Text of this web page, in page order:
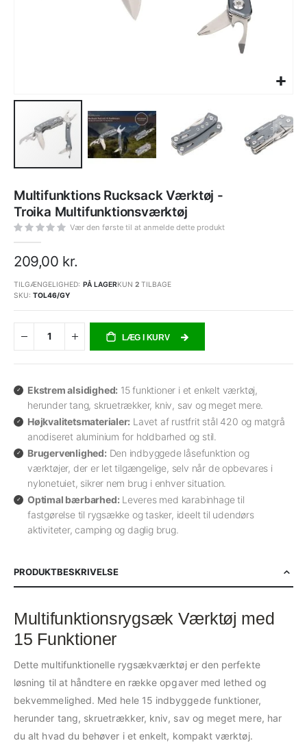
starten
af
billedgalleriet
Multifunktions Rucksack Værktøj -
Troika Multifunktionsværktøj
Vær den første til at anmelde dette produkt
209,00 kr.
TILGÆNGELIGHED: PÅ LAGERKUN 2 TILBAGE
SKU TOL46/GY
LÆG I KURV
Ekstrem alsidighed: 15 funktioner i et enkelt værktøj,
herunder tang, skruetrækker, kniv, sav og meget mere.
Højkvalitetsmaterialer: Lavet af rustfrit stål 420 og matgrå
anodiseret aluminium for holdbarhed og stil.
Brugervenlighed: Den indbyggede låsefunktion og
værktøjer, der er let tilgængelige, selv når de opbevares i
nylonetuiet, sikrer nem brug i enhver situation.
Optimal bærbarhed: Leveres med karabinhage til
fastgørelse til rygsække og tasker, ideelt til udendørs
aktiviteter, camping og daglig brug.
PRODUKTBESKRIVELSE
Multifunktionsrygsæk Værktøj med
15 Funktioner
Dette multifunktionelle rygsækværktøj er den perfekte
løsning til at håndtere en række opgaver med lethed og
bekvemmelighed. Med hele 15 indbyggede funktioner,
herunder tang, skruetrækker, kniv, sav og meget mere, har
du alt hvad du behøver i et enkelt, kompakt værktøj.